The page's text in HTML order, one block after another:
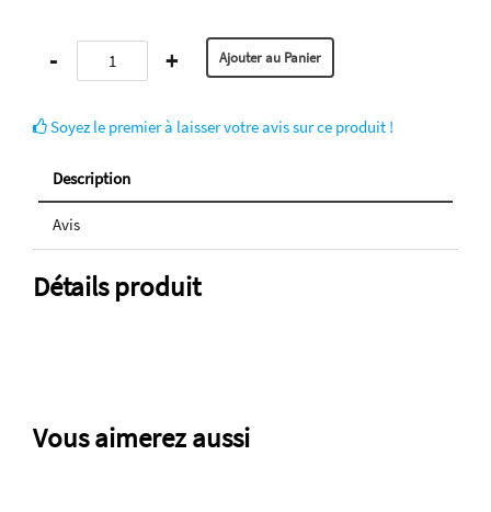
- +
Soyez le premier à laisser votre avis sur ce produit !
Description
Avis
Détails produit
Vous aimerez aussi